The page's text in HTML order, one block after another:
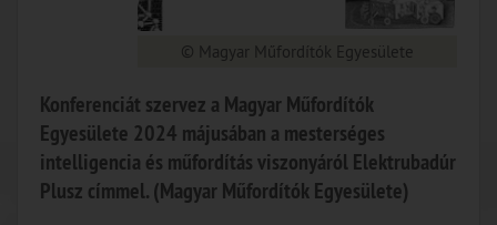
© Magyar Műfordítók Egyesülete
Konferenciát szervez a Magyar Műfordítók
Egyesülete 2024 májusában a mesterséges
intelligencia és műfordítás viszonyáról Elektrubadúr
Plusz címmel. (Magyar Műfordítók Egyesülete)